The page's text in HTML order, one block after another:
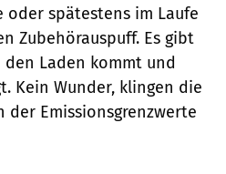
oder spätestens im Laufe
Zubehörauspuff. Es gibt
Laden kommt und
Kein Wunder, klingen die
der Emissionsgrenzwerte